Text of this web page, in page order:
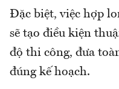
Đặc biệt, việc hợp
sẽ tạo điều kiện
độ thi công, đưa
đúng kế hoạch.